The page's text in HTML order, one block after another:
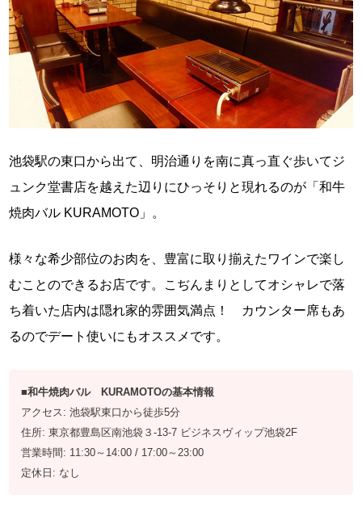
池袋駅の東口から出て、明治通りを南に真っ直ぐ歩いてジ
ュンク堂書店を越えた辺りにひっそりと現れるのが「和牛
焼肉バル KURAMOTO」。
様々な希少部位のお肉を、豊富に取り揃えたワインで楽し
むことのできるお店です。こぢんまりとしてオシャレで落
ち着いた店内は隠れ家的雰囲気満点！ カウンター席もあ
るのでデート使いにもオススメです。
■和牛焼肉バル KURAMOTOの基本情報
アクセス: 池袋駅東口から徒歩5分
住所: 東京都豊島区南池袋３-13-7 ビジネスヴィップ池袋2F
営業時間: 11:30～14:00 / 17:00～23:00
定休日: なし